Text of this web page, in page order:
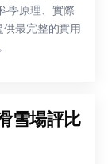
學原理、實際
最完整的實用
雪場評比